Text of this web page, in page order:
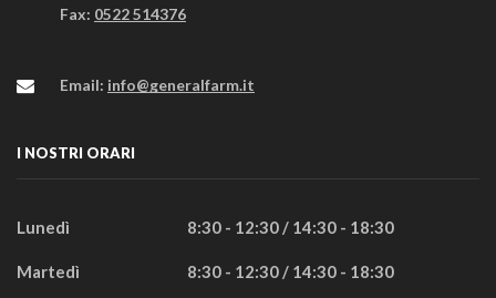
Fax: 0522 514376
Email: info@generalfarm.it
I NOSTRI ORARI
Lunedì 8:30 - 12:30 / 14:30 - 18:30
Martedì 8:30 - 12:30 / 14:30 - 18:30